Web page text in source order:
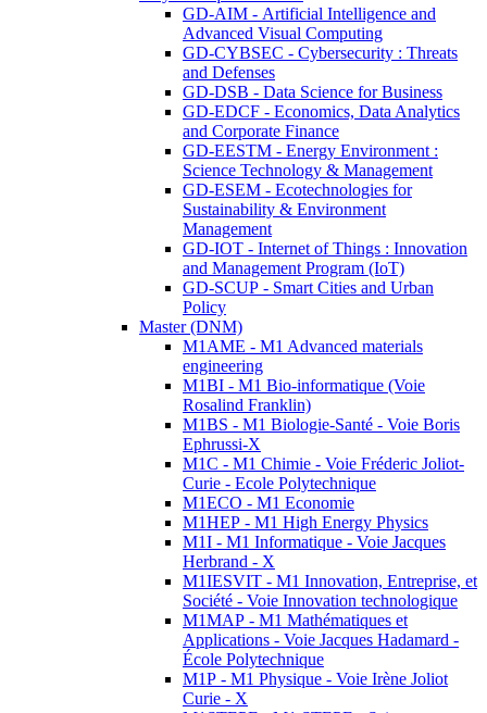
GD-AIM - Artificial Intelligence and
Advanced Visual Computing
GD-CYBSEC - Cybersecurity : Threats
and Defenses
GD-DSB - Data Science for Business
GD-EDCF - Economics, Data Analytics
and Corporate Finance
GD-EESTM - Energy Environment :
Science Technology & Management
GD-ESEM - Ecotechnologies for
Sustainability & Environment
Management
GD-IOT - Internet of Things : Innovation
and Management Program (IoT)
GD-SCUP - Smart Cities and Urban
Policy
Master (DNM)
M1AME - M1 Advanced materials
engineering
M1BI - M1 Bio-informatique (Voie
Rosalind Franklin)
M1BS - M1 Biologie-Santé - Voie Boris
Ephrussi-X
M1C - M1 Chimie - Voie Fréderic Joliot-
Curie - Ecole Polytechnique
M1ECO - M1 Economie
M1HEP - M1 High Energy Physics
M1I - M1 Informatique - Voie Jacques
Herbrand - X
M1IESVIT - M1 Innovation, Entreprise, et
Société - Voie Innovation technologique
M1MAP - M1 Mathématiques et
Applications - Voie Jacques Hadamard -
École Polytechnique
M1P - M1 Physique - Voie Irène Joliot
Curie - X